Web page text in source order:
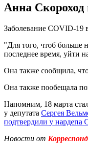
Анна Скороход
Заболевание COVID-19
"Для того, чтоб больше
последнее время, уйти
Она также сообщила,
Она также пообещала
Напомним, 18 марта
у депутата Сергея
подтвердили у нардепа
Новости от